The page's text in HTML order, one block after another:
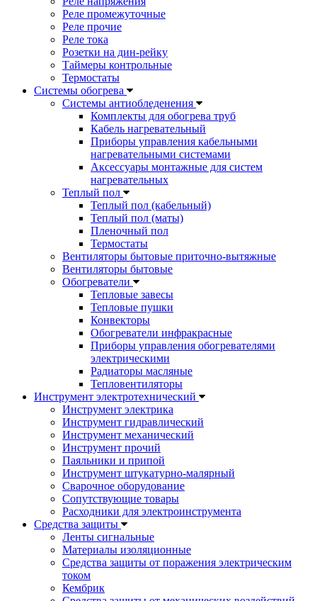
Реле промежуточные
Реле прочие
Реле тока
Розетки на дин-рейку
Таймеры контрольные
Термостаты
Системы обогрева
Системы антиобледенения
Комплекты для обогрева труб
Кабель нагревательный
Приборы управления кабельными
нагревательными системами
Аксессуары монтажные для систем
нагревательных
Теплый пол
Теплый пол (кабельный)
Теплый пол (маты)
Пленочный пол
Термостаты
Вентиляторы бытовые приточно-вытяжные
Вентиляторы бытовые
Обогреватели
Тепловые завесы
Тепловые пушки
Конвекторы
Обогреватели инфракрасные
Приборы управления обогревателями
электрическими
Радиаторы масляные
Тепловентиляторы
Инструмент электротехнический
Инструмент электрика
Инструмент гидравлический
Инструмент механический
Инструмент прочий
Паяльники и припой
Инструмент штукатурно-малярный
Сварочное оборудование
Сопутствующие товары
Расходники для электроинструмента
Cредства защиты
Ленты сигнальные
Материалы изоляционные
Средства защиты от поражения электрическим
током
Кембрик